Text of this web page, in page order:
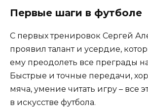
Первые шаги в футболе
С первых тренировок Сергей
проявил талант и усердие,
ему преодолеть все преграды
Быстрые и точные передачи,
мяча, умение читать игру – все
в искусстве футбола.